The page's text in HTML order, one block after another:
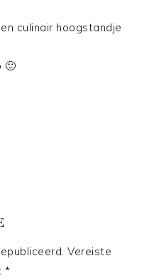
culinair hoogstandje
🙂
Vereiste
*